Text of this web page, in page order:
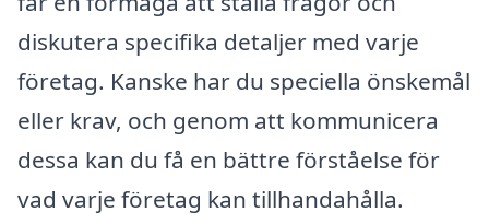
diskutera specifika detaljer med varje
företag. Kanske har du speciella önskemål
eller krav, och genom att kommunicera
dessa kan du få en bättre förståelse för
vad varje företag kan tillhandahålla.